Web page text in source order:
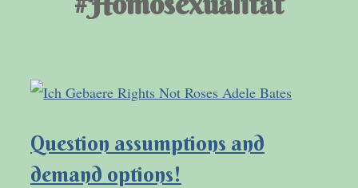
Question assumptions and
demand options!